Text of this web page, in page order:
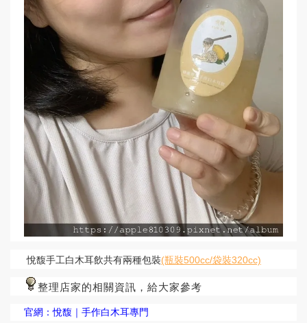
悅馥手工白木耳飲共有兩種包裝(瓶裝500cc/袋裝320cc)
整理店家的相關資訊，給大家參考
官網：悅馥｜手作白木耳專門